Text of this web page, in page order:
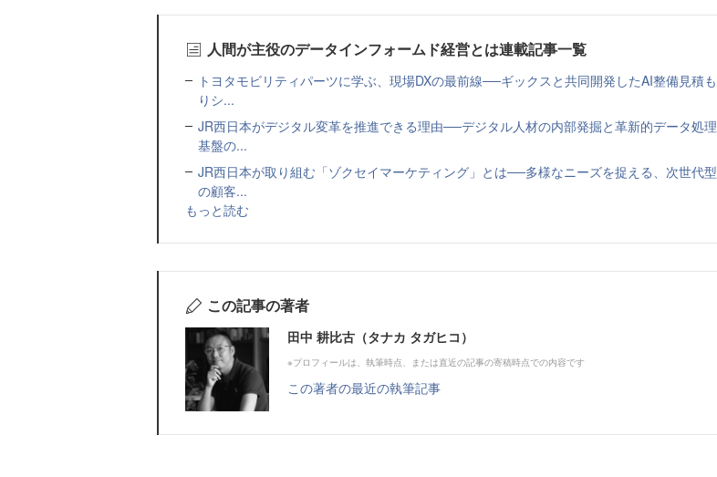
人間が主役のデータインフォームド経営とは連載記事一覧
トヨタモビリティパーツに学ぶ、現場DXの最前線──ギックスと共同開発したAI整備見積も
りシ...
JR西日本がデジタル変革を推進できる理由──デジタル人材の内部発掘と革新的データ処理
基盤の...
JR西日本が取り組む「ゾクセイマーケティング」とは──多様なニーズを捉える、次世代型
の顧客...
もっと読む
この記事の著者
田中 耕比古（タナカ タガヒコ）
※プロフィールは、執筆時点、または直近の記事の寄稿時点での内容です
この著者の最近の執筆記事